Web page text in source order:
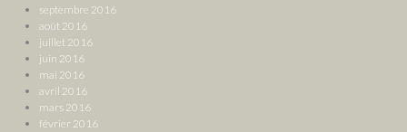
septembre 2016
août 2016
juillet 2016
juin 2016
mai 2016
avril 2016
mars 2016
février 2016